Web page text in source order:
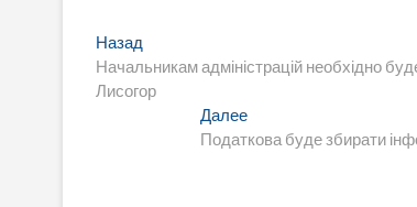
Навигация
по
записям
Назад
запись:
Начальникам адміністрацій необхідно
Лисогор
ДалееСледующая
запись:
Податкова буде збирати